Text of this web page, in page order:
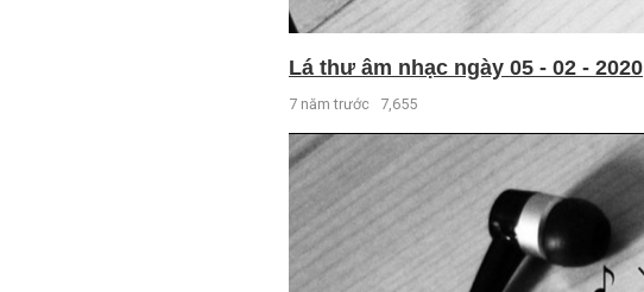
Lá thư âm nhạc ngày 05 - 02 - 2020
7 năm trước 7,655